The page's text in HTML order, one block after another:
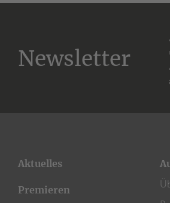
Newsletter
Aktuelles
Premieren